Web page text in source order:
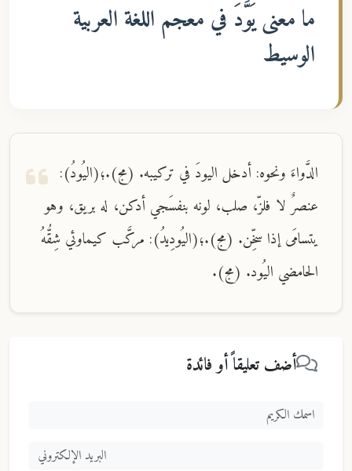
ما معنىيَوَّدَ في معجم اللغة العربية
الوسيط
الدَّواءَ ونحوه: أدخل اليودَ في تركيبه. (مج).؛(اليُودُ):
عنصرٌ لا فلزّ، صلب، لونه بنفسَجي أدكن، له بريق، وهو
يتسامَى إذا سخِّن. (مج).؛(اليُودِيدُ): مركَّب كيماوئي شِقُّهُ
الحامضي اليُود. (مج).
أضف تعليقاً أو فائدة